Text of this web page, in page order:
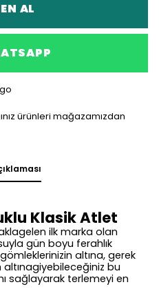
AL
ürünleri mağazamızdan
Klasik Atlet
ilk marka olan
gün boyu ferahlık
altına, gerek
bu
sağlayarak terlemeyi en